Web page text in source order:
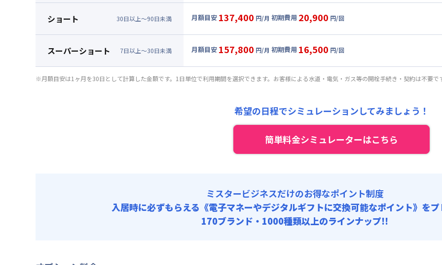
光熱費他 : 24,000円/月 (800円/日) (税抜)
清掃料他 : 37,000円/回 (税抜)
その他費用 :
初期費用
事務手数料 : 3,000円/回 (税抜)
102,000円/月 (3,400円/日)
光熱費他 : 24,000円/月 (800円/日) (税抜)
清掃料他 : 23,000円/回 (税抜)
その他費用 :
管理費: 6,000円/月 (200円/日)
ショート 30日以上～90日未満 月額目安 137,400 円/月 初期費用 20,900 円/回
105,000円/月 (3,500円/日)
光熱費他 : 24,000円/月 (800円/日) (税抜)
清掃料他 : 16,000円/回 (税抜)
6,000円/月 (200円/日)
事務手数料 : 3,000円/回 (税抜)
スーパーショート 7日以上～30日未満 月額目安 157,800 円/月 初期費用 16,500 円/回
月額賃料目安(30日利用)
12,000円/回 (税抜)
6,000円/月 (200円/日)
※月額目安は1ヶ月を30日として計算した金額です。1日単位で利用期間を選択できます。お客様による水道・電気・ガス等の開栓手続き・契約は不要で
希望の日程でシミュレーションしてみましょう！
簡単料金シミュレーターはこちら
ミスタービジネスだけのお得なポイント制度
入居時に必ずもらえる 《電子マネーやデジタルギフトに交換可能なポイント》を
170ブランド・1000種類以上のラインナップ!!